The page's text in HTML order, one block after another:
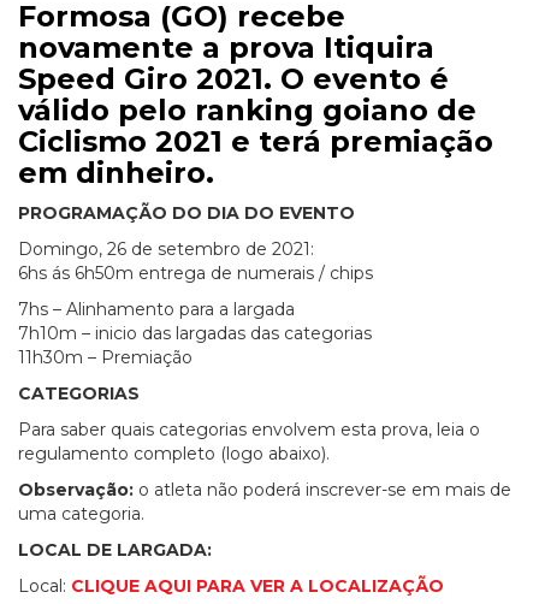
Formosa (GO) recebe
novamente a prova Itiquira
Speed Giro 2021. O evento é
válido pelo ranking goiano de
Ciclismo 2021 e terá premiação
em dinheiro.
PROGRAMAÇÃO DO DIA DO EVENTO
Domingo, 26 de setembro de 2021:
6hs ás 6h50m entrega de numerais / chips
7hs – Alinhamento para a largada
7h10m – inicio das largadas das categorias
11h30m – Premiação
CATEGORIAS
Para saber quais categorias envolvem esta prova, leia o
regulamento completo (logo abaixo).
Observação: o atleta não poderá inscrever-se em mais de
uma categoria.
LOCAL DE LARGADA:
Local: CLIQUE AQUI PARA VER A LOCALIZAÇÃO